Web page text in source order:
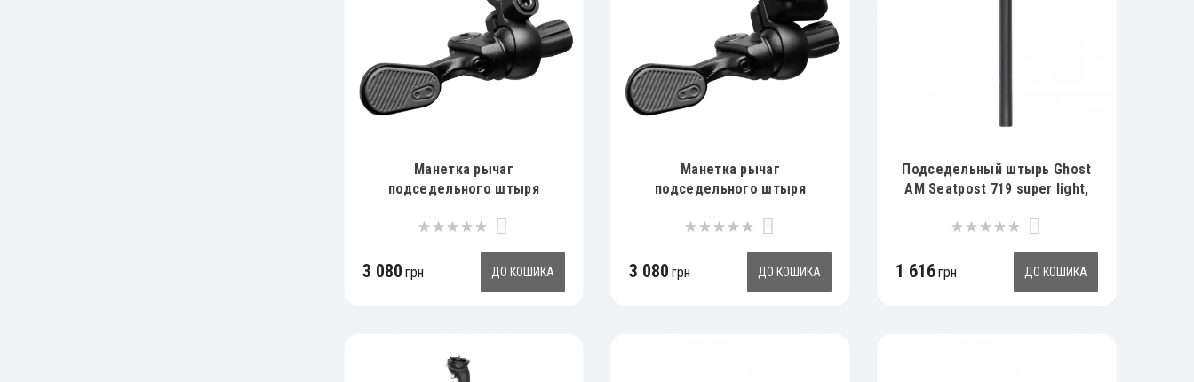
Манетка рычаг
подседельного штыря
REMOTE KIT EVO, Shimano I-
3 080 грн ДО КОШИКА
Манетка рычаг
подседельного штыря
REMOTE KIT EVO, Sram MMX
3 080 грн ДО КОШИКА
Подседельный штырь Ghost
AM Seatpost 719 super light,
1 616грн ДО КОШИКА